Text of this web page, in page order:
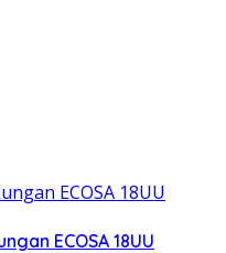
ECOSA 18UU